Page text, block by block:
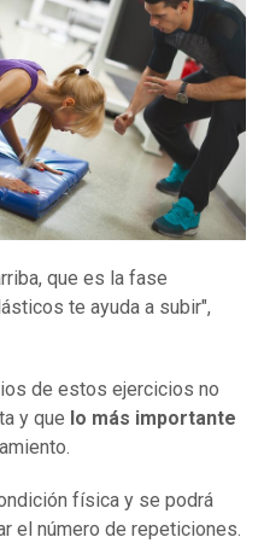
que es la fase
te ayuda a subir",
de estos ejercicios no
y que lo más importante
física y se podrá
el número de repeticiones.